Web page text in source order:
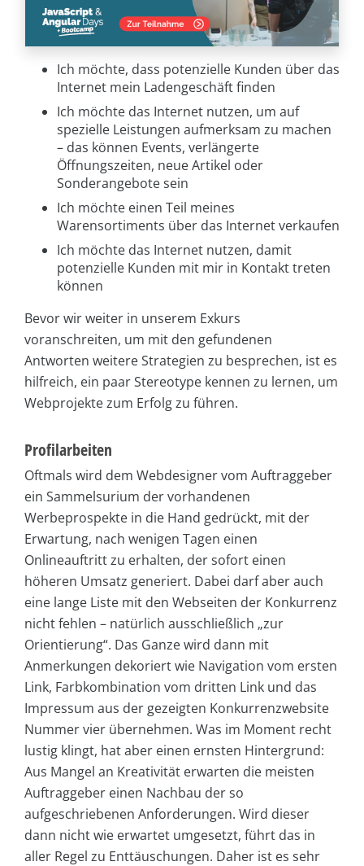
Ich möchte, dass potenzielle Kunden über das
Internet mein Ladengeschäft finden
Ich möchte das Internet nutzen, um auf
spezielle Leistungen aufmerksam zu machen
– das können Events, verlängerte
Öffnungszeiten, neue Artikel oder
Sonderangebote sein
Ich möchte einen Teil meines
Warensortiments über das Internet verkaufen
Ich möchte das Internet nutzen, damit
potenzielle Kunden mit mir in Kontakt treten
können
Bevor wir weiter in unserem Exkurs
voranschreiten, um mit den gefundenen
Antworten weitere Strategien zu besprechen, ist es
hilfreich, ein paar Stereotype kennen zu lernen, um
Webprojekte zum Erfolg zu führen.
Profilarbeiten
Oftmals wird dem Webdesigner vom Auftraggeber
ein Sammelsurium der vorhandenen
Werbeprospekte in die Hand gedrückt, mit der
Erwartung, nach wenigen Tagen einen
Onlineauftritt zu erhalten, der sofort einen
höheren Umsatz generiert. Dabei darf aber auch
eine lange Liste mit den Webseiten der Konkurrenz
nicht fehlen – natürlich ausschließlich „zur
Orientierung“. Das Ganze wird dann mit
Anmerkungen dekoriert wie Navigation vom ersten
Link, Farbkombination vom dritten Link und das
Impressum aus der gezeigten Konkurrenzwebsite
Nummer vier übernehmen. Was im Moment recht
lustig klingt, hat aber einen ernsten Hintergrund:
Aus Mangel an Kreativität erwarten die meisten
Auftraggeber einen Nachbau der so
aufgeschriebenen Anforderungen. Wird dieser
dann nicht wie erwartet umgesetzt, führt das in
aller Regel zu Enttäuschungen. Daher ist es sehr